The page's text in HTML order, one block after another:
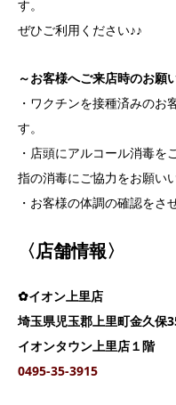
す。
ぜひご利用ください♪♪
～お客様へご来店時のお願
・ワクチンを接種済みのお
す。
・店頭にアルコール消毒
指の消毒にご協力をお願い
・お客様の体調の確認をさ
〈店舗情報〉
✿イオン上里店
埼玉県児玉郡上里町金久保
イオンタウン上里店１階
0495‐35‐3915